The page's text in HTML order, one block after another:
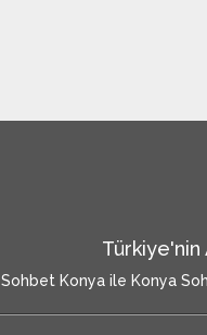
Sohbet Konya ile Konya